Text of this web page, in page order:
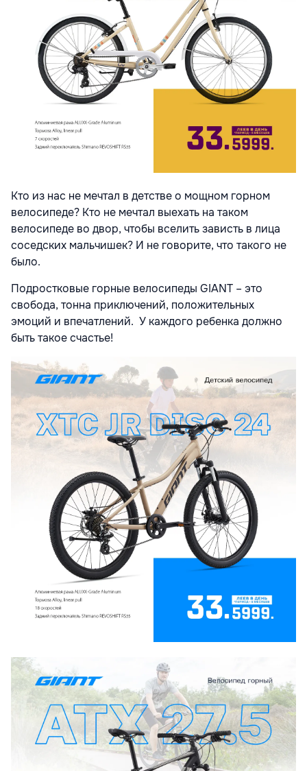
Кто из нас не мечтал в детстве о мощном горном
велосипеде? Кто не мечтал выехать на таком
велосипеде во двор, чтобы вселить зависть в лица
соседских мальчишек? И не говорите, что такого не
было.
Подростковые горные велосипеды GIANT – это
свобода, тонна приключений, положительных
эмоций и впечатлений. У каждого ребенка должно
быть такое счастье!